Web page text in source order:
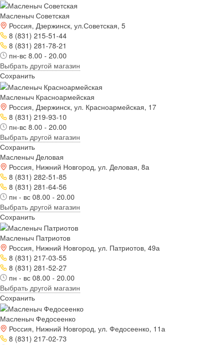
Масленыч Советская
Россия, Дзержинск, ул.Советская, 5
8 (831) 215-51-44
8 (831) 281-78-21
пн-вс 8.00 - 20.00
Выбрать другой магазин
Сохранить
Масленыч Красноармейская
Россия, Дзержинск, ул. Красноармейская, 17
8 (831) 219-93-10
пн-вс 8.00 - 20.00
Выбрать другой магазин
Сохранить
Масленыч Деловая
Россия, Нижний Новгород, ул. Деловая, 8а
8 (831) 282-51-85
8 (831) 281-64-56
пн - вс 08.00 - 20.00
Выбрать другой магазин
Сохранить
Масленыч Патриотов
Россия, Нижний Новгород, ул. Патриотов, 49а
8 (831) 217-03-55
8 (831) 281-52-27
пн - вс 08.00 - 20.00
Выбрать другой магазин
Сохранить
Масленыч Федосеенко
Россия, Нижний Новгород, ул. Федосеенко, 11а
8 (831) 217-02-73